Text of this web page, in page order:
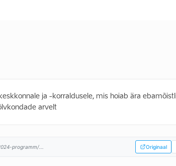
ja -korraldusele, mis hoiab ära
arvelt
programm/... Originaal